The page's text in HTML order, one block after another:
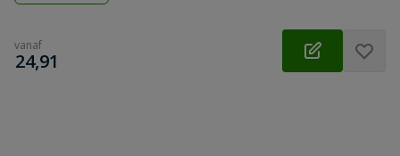
vanaf
€
24,91